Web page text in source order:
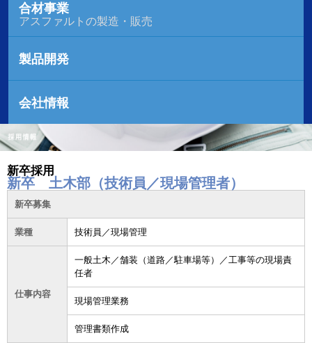
合材事業
アスファルトの製造・販売
製品開発
会社情報
新卒採用
新卒 土木部（技術員／現場管理者）
新卒募集
業種 技術員／現場管理
仕事内容
一般土木／舗装（道路／駐車場等）／工事等の現場責
任者
現場管理業務
管理書類作成